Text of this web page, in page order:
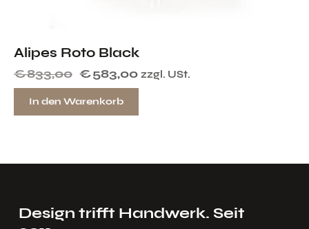
Alipes Roto Black
€833,00 €583,00 zzgl. USt.
In den Warenkorb
EINRICHTEN
Design trifft Handwerk. Seit